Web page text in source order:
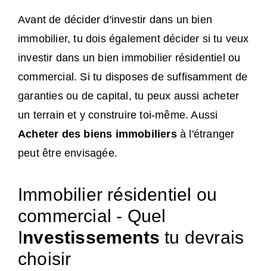
Avant de décider d'investir dans un bien
immobilier, tu dois également décider si tu veux
investir dans un bien immobilier résidentiel ou
commercial. Si tu disposes de suffisamment de
garanties ou de capital, tu peux aussi acheter
un terrain et y construire toi-même. Aussi
Acheter des biens immobiliersà l'étranger
peut être envisagée.
Immobilier résidentiel ou
commercial - Quel
Investissements tu devrais
choisir